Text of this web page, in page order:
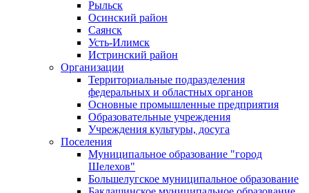
Рыльск
Осинский район
Саянск
Усть-Илимск
Истринский район
Организации
Территориальные подразделения
федеральных и областных органов
Основные промышленные предприятия
Образовательные учреждения
Учреждения культуры, досуга
Поселения
Муниципальное образование "город
Шелехов"
Большелугское муниципальное образование